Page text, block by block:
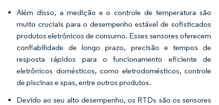
Além disso, a medição e o controle de temperatura são
muito cruciais para o desempenho estável de sofisticados
produtos eletrônicos de consumo. Esses sensores oferecem
confiabilidade de longo prazo, precisão e tempos de
resposta rápidos para o funcionamento eficiente de
eletrônicos domésticos, como eletrodomésticos, controle
de piscinas e spas, entre outros produtos.
Devido ao seu alto desempenho, os RTDs são os sensores